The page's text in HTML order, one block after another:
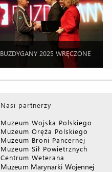
BUZDYGANY 2025 WRĘCZONE
Nasi partnerzy
Muzeum Wojska Polskiego
Muzeum Oręża Polskiego
Muzeum Broni Pancernej
Muzeum Sił Powietrznych
Centrum Weterana
Muzeum Marynarki Wojennej